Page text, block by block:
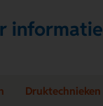
informatie
Druktechnieken